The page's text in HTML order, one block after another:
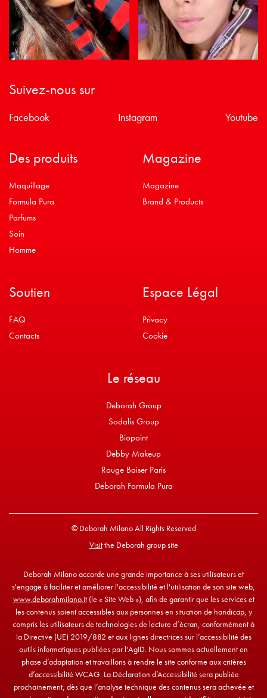
Suivez-nous sur
Facebook Instagram Youtube
Des produits
Maquillage
Formula Pura
Parfums
Soin
Homme
Magazine
Magazine
Brand & Products
Soutien
FAQ
Contacts
Espace Légal
Privacy
Cookie
Le réseau
Deborah Group
Sodalis Group
Biopoint
Debby Makeup
Rouge Baiser Paris
Deborah Formula Pura
© Deborah Milano All Rights Reserved
Visitthe Deborah group site
Deborah Milano accorde une grande importance à ses utilisateurs et
s'engage à faciliter et améliorer l'accessibilité et l'utilisation de son site web,
www.deborahmilano.it(le « Site Web »), afin de garantir que les services et
les contenus soient accessibles aux personnes en situation de handicap, y
compris les utilisateurs de technologies de lecture d’écran, conformément à
la Directive (UE) 2019/882 et aux lignes directrices sur l’accessibilité des
outils informatiques publiées par l'AgID. Nous sommes actuellement en
phase d’adaptation et travaillons à rendre le site conforme aux critères
d’accessibilité WCAG. La Déclaration d’Accessibilité sera publiée
prochainement, dès que l’analyse technique des contenus sera achevée et